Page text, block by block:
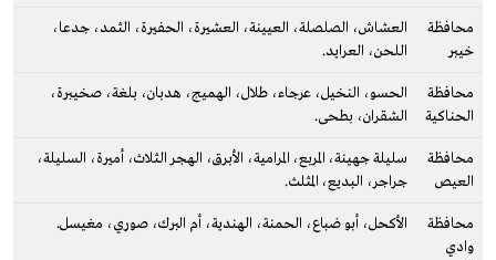
محافظة
خيبر
العشاش، الصلصلة، العيينة، العشيرة، الحفيرة، الثمد، جدعا،
اللحن، العرايد.
محافظة
الحناكية
الحسو، النخيل، عرجاء، طلال، الهميج، هدبان، بلغة، صخيبرة،
الشقران، بطحى.
محافظة
العيص
سليلة جهينة، المربع، المرامية، الأبرق، الهجر الثلاث، أميرة، السليلة،
جراجر، البديع، المثلث.
محافظة
وادي
الأكحل، أبو ضباع، الحمنة، الهندية، أم البرك، صوري، مغيسل.